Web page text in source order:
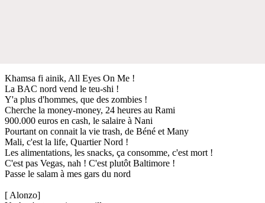
Khamsa fi ainik, All Eyes On Me !
La BAC nord vend le teu-shi !
Y'a plus d'hommes, que des zombies !
Cherche la money-money, 24 heures au Rami
900.000 euros en cash, le salaire à Nani
Pourtant on connait la vie trash, de Béné et Many
Mali, c'est la life, Quartier Nord !
Les alimentations, les snacks, ça consomme, c'est mort !
C'est pas Vegas, nah ! C'est plutôt Baltimore !
Passe le salam à mes gars du nord
[ Alonzo]